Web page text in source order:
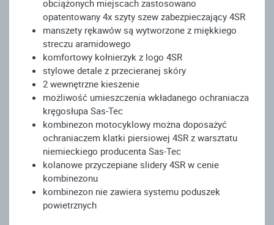
obciążonych miejscach zastosowano
opatentowany 4x szyty szew zabezpieczający 4SR
manszety rękawów są wytworzone z miękkiego
streczu aramidowego
komfortowy kołnierzyk z logo 4SR
stylowe detale z przecieranej skóry
2 wewnętrzne kieszenie
możliwość umieszczenia wkładanego ochraniacza
kręgosłupa Sas-Tec
kombinezon motocyklowy można doposażyć
ochraniaczem klatki piersiowej 4SR z warsztatu
niemieckiego producenta Sas-Tec
kolanowe przyczepiane slidery 4SR w cenie
kombinezonu
kombinezon nie zawiera systemu poduszek
powietrznych